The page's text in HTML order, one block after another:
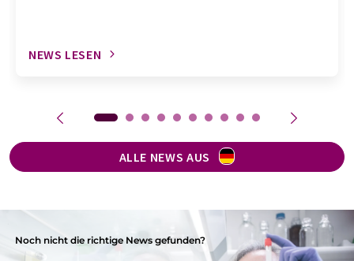
NEWS LESEN
ALLE NEWS AUS
Noch nicht die richtige News gefunden?